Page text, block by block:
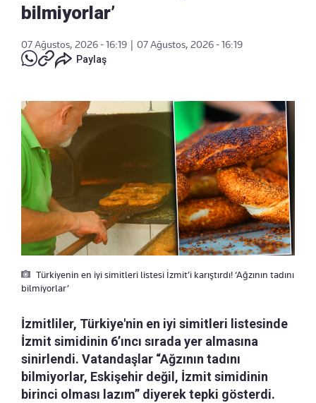
bilmiyorlar’
07 Ağustos, 2026 - 16:19
07 Ağustos, 2026 - 16:19
Paylaş
Türkiyenin en iyi simitleri listesi İzmit’i karıştırdı! ‘Ağzının tadını
bilmiyorlar’
İzmitliler, Türkiye'nin en iyi simitleri listesinde
İzmit simidinin 6’ıncı sırada yer almasına
sinirlendi. Vatandaşlar “Ağzının tadını
bilmiyorlar, Eskişehir değil, İzmit simidinin
birinci olması lazım” diyerek tepki gösterdi.